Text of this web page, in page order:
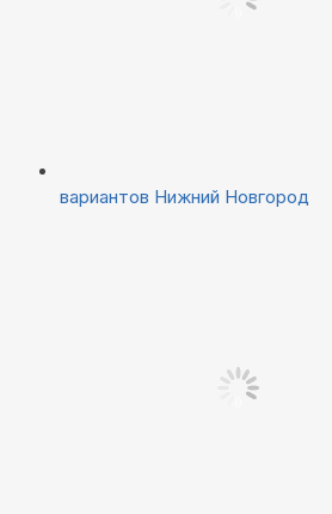
вариантов Нижний Новгород